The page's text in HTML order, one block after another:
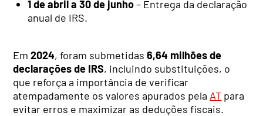
1 de abril a 30 de junho– Entrega da declaração
anual de IRS.
Em2024, foram submetidas6,64 milhões de
declarações de IRS, incluindo substituições, o
que reforça a importância de verificar
atempadamente os valores apurados pela AT para
evitar erros e maximizar as deduções fiscais.